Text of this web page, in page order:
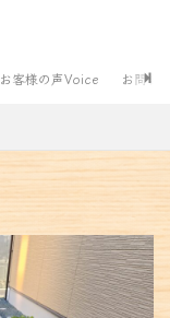
お客様の声Voice お問合